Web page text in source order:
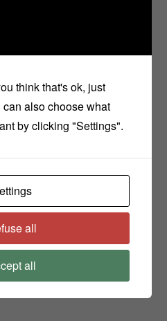
μια απαλή αίσθηση
ξεμπερδέματος στα
προσφέρει
απαλότητάς του, είναι
μαλλιών και
χρησιμοποιηθεί ως συν-
το Polawax,
think that's ok, just
also choose what
by clicking "Settings".
all
all